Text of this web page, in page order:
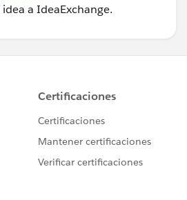
idea a IdeaExchange.